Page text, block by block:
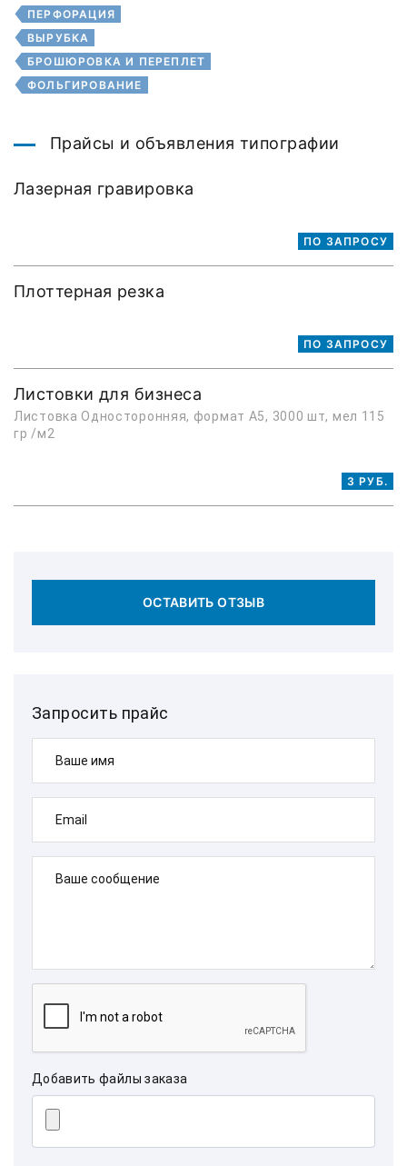
ПЕРФОРАЦИЯ
ВЫРУБКА
БРОШЮРОВКА И ПЕРЕПЛЕТ
ФОЛЬГИРОВАНИЕ
Прайсы и объявления типографии
Лазерная гравировка
ПО ЗАПРОСУ
Плоттерная резка
ПО ЗАПРОСУ
Листовки для бизнеса
Листовка Односторонняя, формат А5, 3000 шт, мел 115
гр /м2
3 РУБ.
ОСТАВИТЬ ОТЗЫВ
Запросить прайс
Ваше имя
Email
Ваше сообщение
Добавить файлы заказа